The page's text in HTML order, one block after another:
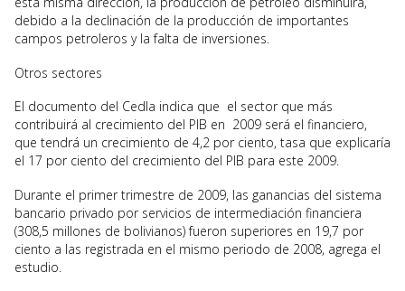
debido a la declinación de la producción de importantes
campos petroleros y la falta de inversiones.
Otros sectores
El documento del Cedla indica que el sector que más
contribuirá al crecimiento del PIB en 2009 será el financiero,
que tendrá un crecimiento de 4,2 por ciento, tasa que explicaría
el 17 por ciento del crecimiento del PIB para este 2009.
Durante el primer trimestre de 2009, las ganancias del sistema
bancario privado por servicios de intermediación financiera
(308,5 millones de bolivianos) fueron superiores en 19,7 por
ciento a las registrada en el mismo periodo de 2008, agrega el
estudio.